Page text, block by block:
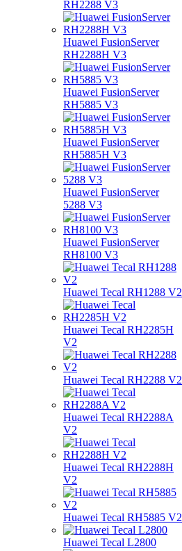
RH2288 V3
Huawei FusionServer
RH2288H V3
Huawei FusionServer
RH5885 V3
Huawei FusionServer
RH5885H V3
Huawei FusionServer
5288 V3
Huawei FusionServer
RH8100 V3
Huawei Tecal RH1288 V2
Huawei Tecal RH2285H
V2
Huawei Tecal RH2288 V2
Huawei Tecal RH2288A
V2
Huawei Tecal RH2288H
V2
Huawei Tecal RH5885 V2
Huawei Tecal L2800